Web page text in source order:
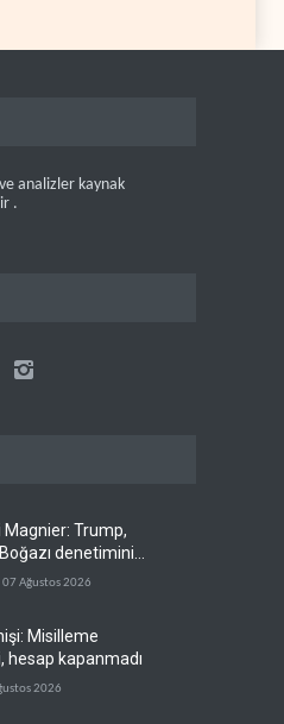
analizler kaynak
.
Magnier: Trump,
denetimini
İran ve Umman'a
07 Ağustos 2026
Misilleme
hesap kapanmadı
2026